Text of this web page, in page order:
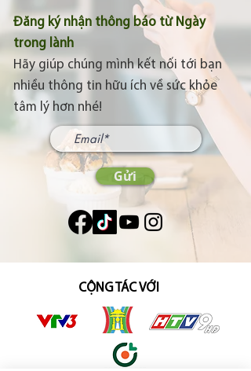
Đăng ký nhận thông báo từ Ngày
trong lành
Hãy giúp chúng mình kết nối tới bạn
nhiều thông tin hữu ích về sức khỏe
tâm lý hơn nhé!
Gửi
CỘNG TÁC VỚI